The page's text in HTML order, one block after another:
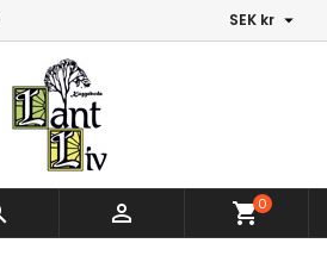
SEK kr 
 shopping_cart0